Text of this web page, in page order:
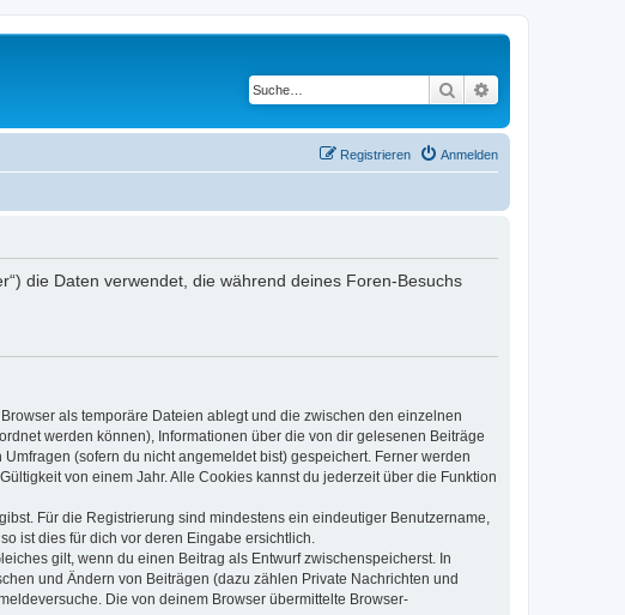
Suche
Anmelden
Registrieren
die Daten verwendet, die während deines Foren-Besuchs
als temporäre Dateien ablegt und die zwischen den einzelnen
werden können), Informationen über die von dir gelesenen Beiträge
(sofern du nicht angemeldet bist) gespeichert. Ferner werden
von einem Jahr. Alle Cookies kannst du jederzeit über die Funktion
Für die Registrierung sind mindestens ein eindeutiger Benutzername,
ist dies für dich vor deren Eingabe ersichtlich.
gilt, wenn du einen Beitrag als Entwurf zwischenspeicherst. In
und Ändern von Beiträgen (dazu zählen Private Nachrichten und
Die von deinem Browser übermittelte Browser-